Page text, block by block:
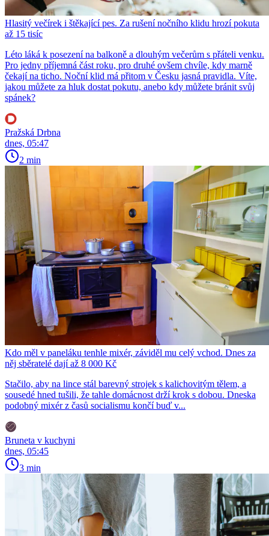
Hlasitý večírek i štěkající pes. Za rušení nočního klidu hrozí pokuta
až 15 tisíc
Léto láká k posezení na balkoně a dlouhým večerům s přáteli venku.
Pro jedny příjemná část roku, pro druhé ovšem chvíle, kdy marně
čekají na ticho. Noční klid má přitom v Česku jasná pravidla. Víte,
jakou můžete za hluk dostat pokutu, anebo kdy můžete bránit svůj
spánek?
Pražská Drbna
dnes, 05:47
2 min
Kdo měl v paneláku tenhle mixér, záviděl mu celý vchod. Dnes za
něj sběratelé dají až 8 000 Kč
Stačilo, aby na lince stál barevný strojek s kalichovitým tělem, a
sousedé hned tušili, že tahle domácnost drží krok s dobou. Dneska
podobný mixér z časů socialismu končí buď v...
Bruneta v kuchyni
dnes, 05:45
3 min